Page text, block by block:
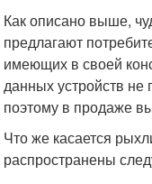
Как описано выше,
предлагают
имеющих в своей
данных устройств не
поэтому в продаже
Что же касается
распространены